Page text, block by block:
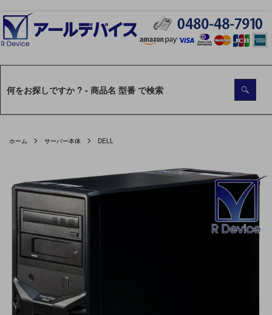
ホーム サーバー本体 DELL